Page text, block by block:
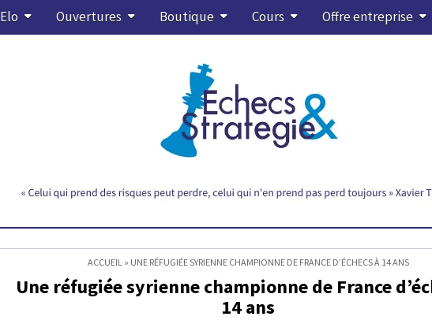
Elo Ouvertures Boutique Cours Offre entreprise
ACCUEIL» UNE RÉFUGIÉE SYRIENNE CHAMPIONNE DE FRANCE D’ÉCHECS À 14 ANS
Une réfugiée syrienne championne de France
14 ans